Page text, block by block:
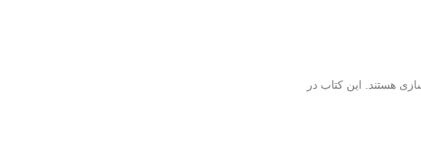
هستند. این کتاب در